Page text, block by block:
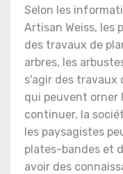
Selon les
Artisan Weiss, les
des travaux de
arbres, les
s'agir des travaux
qui peuvent orner
continuer, la
les paysagistes
plates-bandes et
avoir des